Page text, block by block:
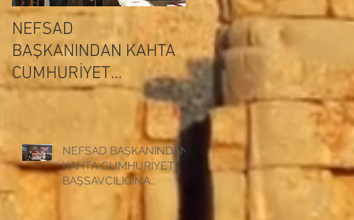
NEFSAD
BAŞKANINDAN KAHTA
CUMHURİYET
BAŞSAVCILIĞINA
NEFSAD
BAŞKANINDAN
ADIYAMAN
CUMHURİYET
BAŞSAVCILIĞINA
ZİYARET
NEFSAD BAŞKANINDAN
KAHTA CUMHURİYET
BAŞSAVCILIĞINA